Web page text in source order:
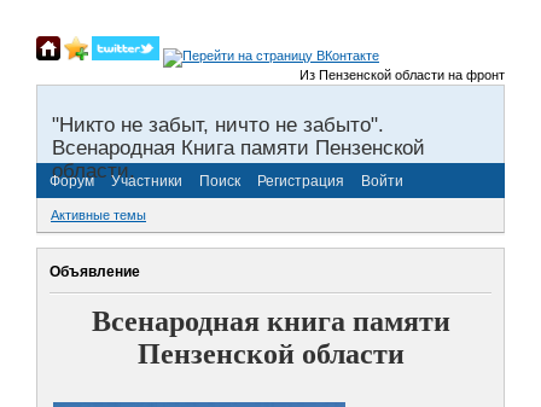
Из Пензенской области на фронты
"Никто не забыт, ничто не забыто".
Всенародная Книга памяти Пензенской
области.
Форум Участники Поиск Регистрация Войти
Активные темы
Объявление
Всенародная книга памяти
Пензенской области